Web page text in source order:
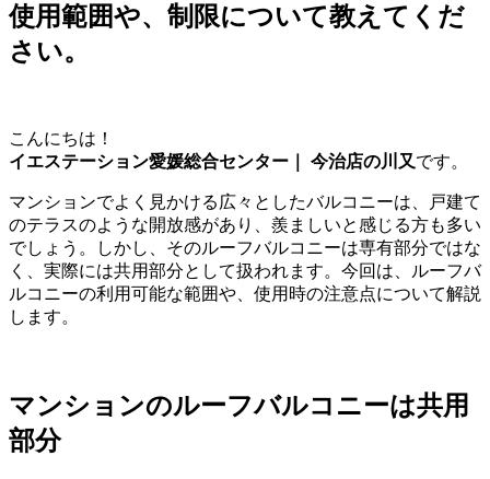
使用範囲や、制限について教えてくだ
さい。
こんにちは！
イエステーション愛媛総合センター｜ 今治店の川又 です。
マンションでよく見かける広々としたバルコニーは、戸建て
のテラスのような開放感があり、羨ましいと感じる方も多い
でしょう。しかし、そのルーフバルコニーは専有部分ではな
く、実際には共用部分として扱われます。今回は、ルーフバ
ルコニーの利用可能な範囲や、使用時の注意点について解説
します。
マンションのルーフバルコニーは共用
部分